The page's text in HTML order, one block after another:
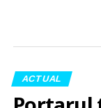
ACTUAL